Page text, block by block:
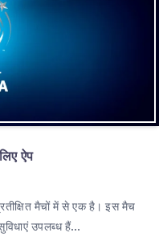
ऐप
मैचों में से एक है। इस मैच
उपलब्ध हैं…